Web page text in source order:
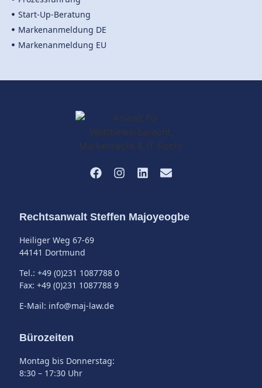
Start-Up-Beratung
Markenanmeldung DE
Markenanmeldung EU
Rechtsanwalt Steffen Majoyeogbe
Heiliger Weg 67-69
44141 Dortmund
Tel.: +49 (0)231 1087788 0
Fax: +49 (0)231 1087788 9
E-Mail: info@maj-law.de
Bürozeiten
Montag bis Donnerstag:
8:30 – 17:30 Uhr